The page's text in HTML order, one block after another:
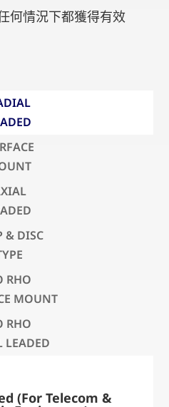
何情況下都獲得有效
& DISC
RHO
MOUNT
RHO
LEADED
(For Telecom &